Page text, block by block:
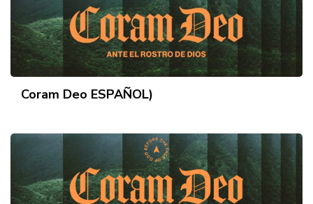
Coram Deo ESPAÑOL)